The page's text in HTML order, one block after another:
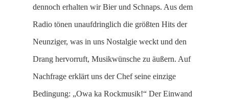
dennoch erhalten wir Bier und Schnaps. Aus dem
Radio tönen unaufdringlich die größten Hits der
Neunziger, was in uns Nostalgie weckt und den
Drang hervorruft, Musikwünsche zu äußern. Auf
Nachfrage erklärt uns der Chef seine einzige
Bedingung: „Owa ka Rockmusik!“ Der Einwand